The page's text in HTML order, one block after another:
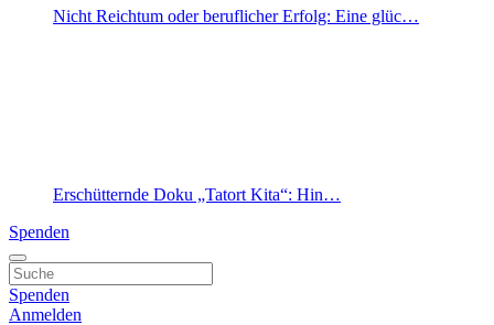
Nicht Reichtum oder beruflicher Erfolg: Eine glüc…
Erschütternde Doku „Tatort Kita“: Hin…
Spenden
Spenden
Anmelden